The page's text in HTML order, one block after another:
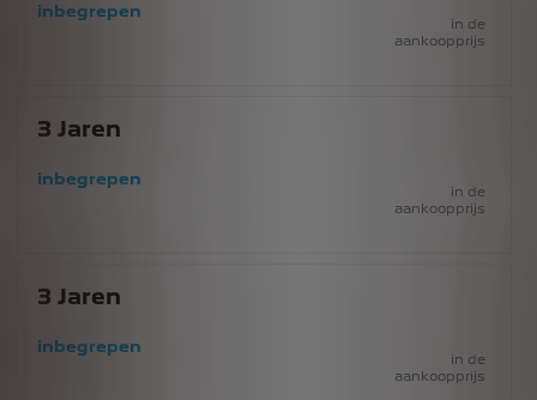
inbegrepen
in de
aankoopprijs
3 Jaren
inbegrepen
in de
aankoopprijs
3 Jaren
inbegrepen
in de
aankoopprijs